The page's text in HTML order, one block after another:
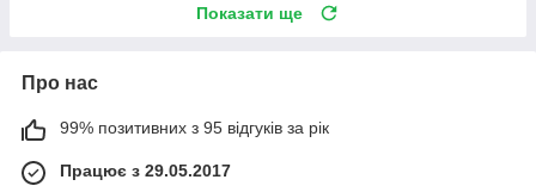
Показати ще
Про нас
99% позитивних з 95 відгуків за рік
Працює з 29.05.2017